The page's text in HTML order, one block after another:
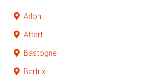
Arlon
Attert
Bastogne
Bertrix